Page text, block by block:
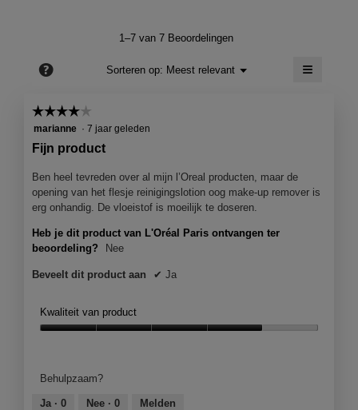
4
1–7 van 7 Beoordelingen
? Sorteren op: Meest relevant ▼
Menu ≡
inhoud
☆☆☆☆☆
☆☆☆☆☆
4
sterren.
marianne · 7 jaar geleden
Fijn product
Ben heel tevreden over al mijn l’Oreal producten, maar de
opening van het flesje reinigingslotion oog make-up remover is
erg onhandig. De vloeistof is moeilijk te doseren.
Heb je dit product van L'Oréal Paris ontvangen ter
beoordeling?
Nee
Beveelt dit product aan ✔ Ja
Kwaliteit van product
4
van
Behulpzaam?
Ja · 0 Nee · 0 Melden